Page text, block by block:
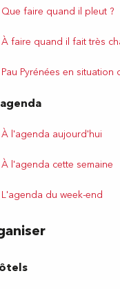
Que faire quand il pleut ?
À faire quand il fait très
Pau Pyrénées en situation
À l'agenda aujourd'hui
À l'agenda cette semaine
L'agenda du week-end
▒▒